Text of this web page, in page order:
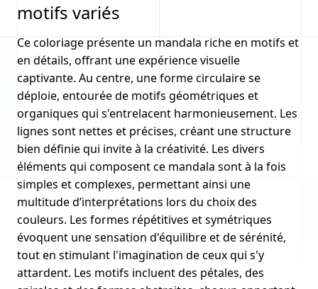
motifs variés
Ce coloriage présente un mandala riche en motifs et
en détails, offrant une expérience visuelle
captivante. Au centre, une forme circulaire se
déploie, entourée de motifs géométriques et
organiques qui s'entrelacent harmonieusement. Les
lignes sont nettes et précises, créant une structure
bien définie qui invite à la créativité. Les divers
éléments qui composent ce mandala sont à la fois
simples et complexes, permettant ainsi une
multitude d’interprétations lors du choix des
couleurs. Les formes répétitives et symétriques
évoquent une sensation d'équilibre et de sérénité,
tout en stimulant l'imagination de ceux qui s'y
attardent. Les motifs incluent des pétales, des